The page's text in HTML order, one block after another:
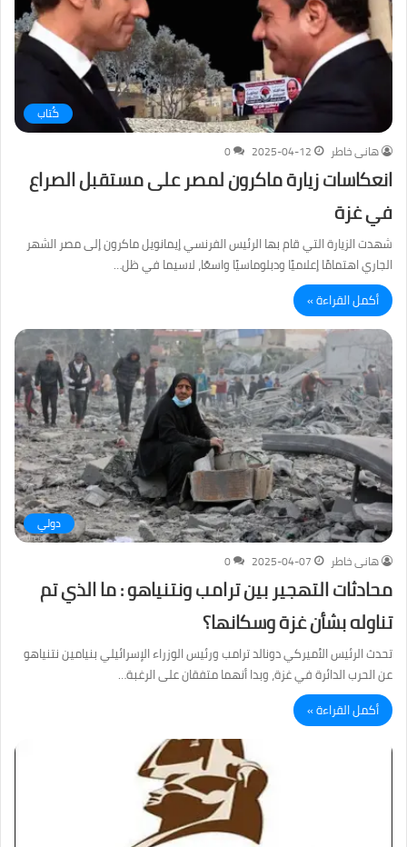
كُتاب
هانى خاطر
2025-04-12
0
انعكاسات زيارة ماكرون لمصر على مستقبل الصراع
في غزة
شهدت الزيارة التي قام بها الرئيس الفرنسي إيمانويل ماكرون إلى مصر الشهر
الجاري اهتمامًا إعلاميًا ودبلوماسيًا واسعًا، لاسيما في ظل…
أكمل القراءة »
دولي
هانى خاطر
2025-04-07
0
محادثات التهجير بين ترامب ونتنياهو : ما الذي تم
تناوله بشأن غزة وسكانها؟
تحدث الرئيس الأميركي دونالد ترامب ورئيس الوزراء الإسرائيلي بنيامين نتنياهو
عن الحرب الدائرة في غزة، وبدا أنهما متفقان على الرغبة…
أكمل القراءة »